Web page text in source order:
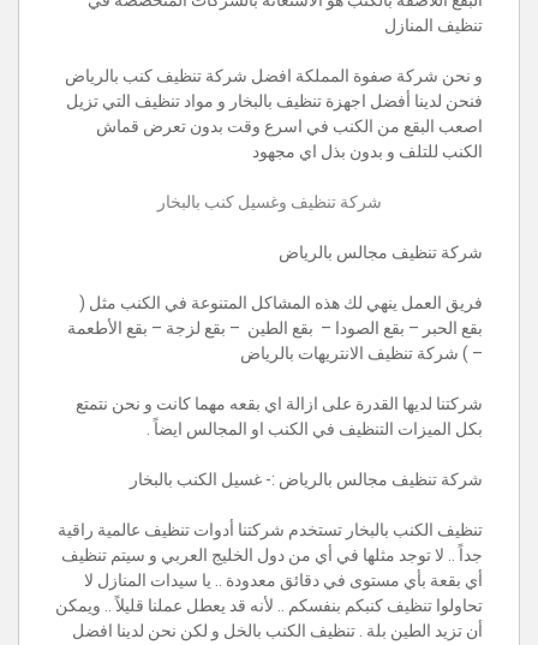
تنظيف المنازل
و نحن شركة صفوة المملكة افضل شركة تنظيف كنب بالرياض
فنحن لدينا أفضل اجهزة تنظيف بالبخار و مواد تنظيف التي تزيل
اصعب البقع من الكنب في اسرع وقت بدون تعرض قماش
الكنب للتلف و بدون بذل اي مجهود
شركة تنظيف وغسيل كنب بالبخار
شركة تنظيف مجالس بالرياض
فريق العمل ينهي لك هذه المشاكل المتنوعة في الكنب مثل (
بقع الحبر – بقع الصودا – بقع الطين – بقع لزجة – بقع الأطعمة
– ) شركة تنظيف الانتريهات بالرياض
شركتنا لديها القدرة على ازالة اي بقعه مهما كانت و نحن نتمتع
بكل الميزات التنظيف في الكنب او المجالس ايضاً .
شركة تنظيف مجالس بالرياض :- غسيل الكنب بالبخار
تنظيف الكنب بالبخار تستخدم شركتنا أدوات تنظيف عالمية راقية
جداً .. لا توجد مثلها في أي من دول الخليج العربي و سيتم تنظيف
أي بقعة بأي مستوى في دقائق معدودة .. يا سيدات المنازل لا
تحاولوا تنظيف كنبكم بنفسكم .. لأنه قد يعطل عملنا قليلاً .. ويمكن
أن تزيد الطين بلة . تنظيف الكنب بالخل و لكن نحن لدينا افضل